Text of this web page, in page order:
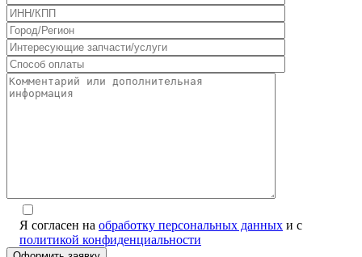
Я согласен на обработку персональных данных и с
политикой конфиденциальности